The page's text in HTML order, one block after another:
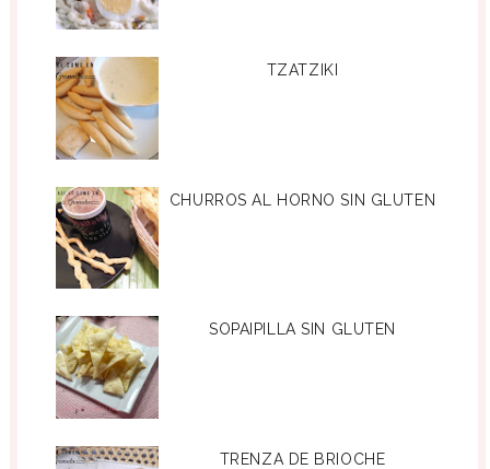
TZATZIKI
CHURROS AL HORNO SIN GLUTEN
SOPAIPILLA SIN GLUTEN
TRENZA DE BRIOCHE